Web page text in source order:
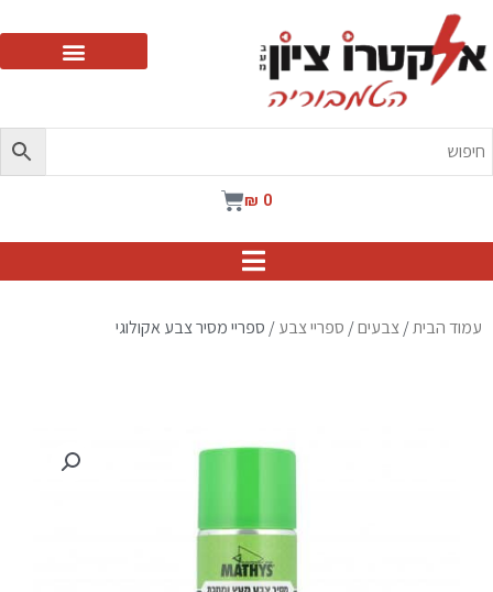
₪ 0
עגלת
עמוד הבית/צבעים/ ספריי צבע/ ספריי מסיר צבע אקולוגי